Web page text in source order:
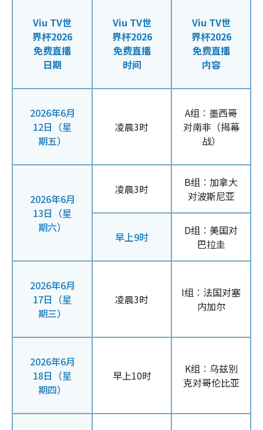
Viu TV世
界杯2026
免费直播
日期
Viu TV世
界杯2026
免费直播
时间
Viu TV世
界杯2026
免费直播
内容
2026年6月
12日（星
期五）
凌晨3时
A组︰墨西哥
对南非（揭幕
战）
2026年6月
13日（星
期六）
凌晨3时
B组︰加拿大
对波斯尼亚
早上9时
D组︰美国对
巴拉圭
2026年6月
17日（星
期三）
凌晨3时
I组︰法国对塞
内加尔
2026年6月
18日（星
期四）
早上10时
K组︰乌兹别
克对哥伦比亚